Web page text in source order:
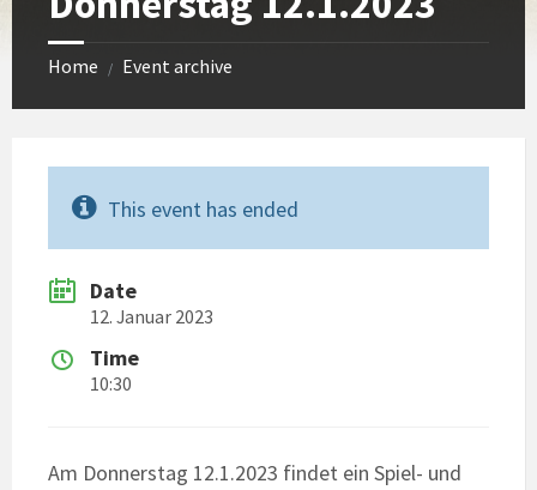
Home / Event archive
This event has ended
Date
12. Januar 2023
Time
10:30
Am Donnerstag 12.1.2023 findet ein Spiel- und